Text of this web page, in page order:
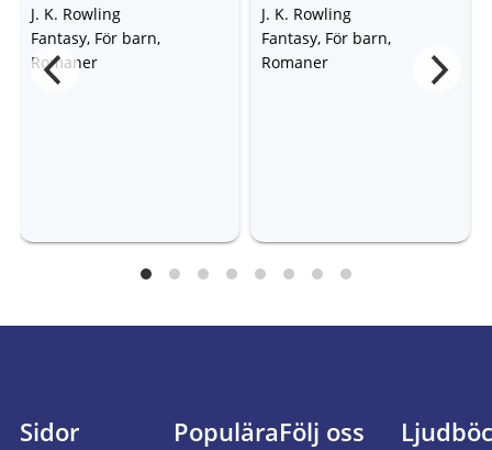
J. K. Rowling
Fantasy, För barn,
Romaner
J. K. Rowling
Fantasy, För barn,
Romaner
Sidor
PopuläraFölj oss